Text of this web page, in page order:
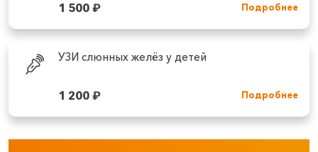
1 500₽ Подробнее
УЗИ слюнных желёз у детей
1 200₽ Подробнее